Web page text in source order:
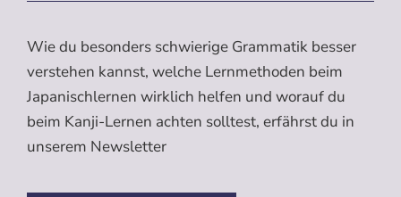
Wie du besonders schwierige Grammatik besser
verstehen kannst, welche Lernmethoden beim
Japanischlernen wirklich helfen und worauf du
beim Kanji-Lernen achten solltest, erfährst du in
unserem Newsletter